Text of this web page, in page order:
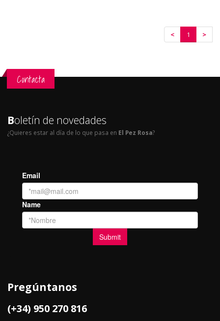
< 1 >
Contacta
Boletín de novedades
¿Quieres estar al día de lo que pasa en El Pez Rosa?
Pregúntanos
(+34) 950 270 816